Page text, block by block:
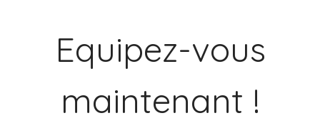
Equipez-vous
maintenant !